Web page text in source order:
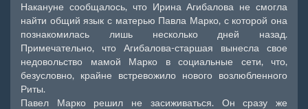
Накануне сообщалось, что Ирина Агибалова не смогла
найти общий язык с матерью Павла Марко, с которой она
познакомилась лишь несколько дней назад.
Примечательно, что Агибалова-старшая вынесла свое
недовольство мамой Марко в социальные сети, что,
безусловно, крайне встревожило нового возлюбленного
Риты.
Павел Марко решил не засиживаться. Он сразу же